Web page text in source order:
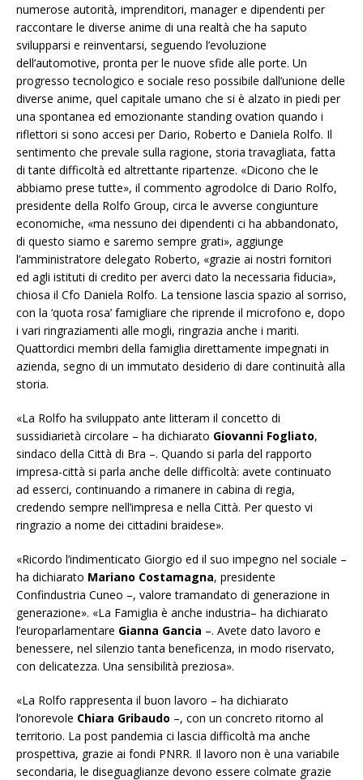
numerose autorità, imprenditori, manager e dipendenti per
raccontare le diverse anime di una realtà che ha saputo
svilupparsi e reinventarsi, seguendo l’evoluzione
dell’automotive, pronta per le nuove sfide alle porte. Un
progresso tecnologico e sociale reso possibile dall’unione delle
diverse anime, quel capitale umano che si è alzato in piedi per
una spontanea ed emozionante standing ovation quando i
riflettori si sono accesi per Dario, Roberto e Daniela Rolfo. Il
sentimento che prevale sulla ragione, storia travagliata, fatta
di tante difficoltà ed altrettante ripartenze. «Dicono che le
abbiamo prese tutte», il commento agrodolce di Dario Rolfo,
presidente della Rolfo Group, circa le avverse congiunture
economiche, «ma nessuno dei dipendenti ci ha abbandonato,
di questo siamo e saremo sempre grati», aggiunge
l’amministratore delegato Roberto, «grazie ai nostri fornitori
ed agli istituti di credito per averci dato la necessaria fiducia»,
chiosa il Cfo Daniela Rolfo. La tensione lascia spazio al sorriso,
con la ‘quota rosa’ famigliare che riprende il microfono e, dopo
i vari ringraziamenti alle mogli, ringrazia anche i mariti.
Quattordici membri della famiglia direttamente impegnati in
azienda, segno di un immutato desiderio di dare continuità alla
storia.
«La Rolfo ha sviluppato ante litteram il concetto di
sussidiarietà circolare – ha dichiarato Giovanni Fogliato,
sindaco della Città di Bra –. Quando si parla del rapporto
impresa-città si parla anche delle difficoltà: avete continuato
ad esserci, continuando a rimanere in cabina di regia,
credendo sempre nell’impresa e nella Città. Per questo vi
ringrazio a nome dei cittadini braidese».
«Ricordo l’indimenticato Giorgio ed il suo impegno nel sociale –
ha dichiarato Mariano Costamagna, presidente
Confindustria Cuneo –, valore tramandato di generazione in
generazione». «La Famiglia è anche industria– ha dichiarato
l’europarlamentare Gianna Gancia –. Avete dato lavoro e
benessere, nel silenzio tanta beneficenza, in modo riservato,
con delicatezza. Una sensibilità preziosa».
«La Rolfo rappresenta il buon lavoro – ha dichiarato
l’onorevole Chiara Gribaudo –, con un concreto ritorno al
territorio. La post pandemia ci lascia difficoltà ma anche
prospettiva, grazie ai fondi PNRR. Il lavoro non è una variabile
secondaria, le diseguaglianze devono essere colmate grazie